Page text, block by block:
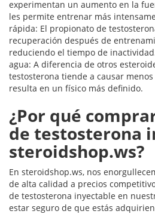
experimentan un aumento en la
les permite entrenar más
rápida: El propionato de
recuperación después de
reduciendo el tiempo de
agua: A diferencia de otros
testosterona tiende a causar
resulta en un físico más definido.
¿Por qué
de testosterona
steroidshop.ws?
En steroidshop.ws, nos
de alta calidad a precios
de testosterona inyectable en
estar seguro de que estás